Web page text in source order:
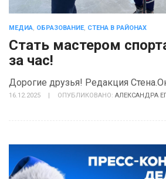
МЕДИА, ОБРАЗОВАНИЕ, СТЕНА В РАЙОНАХ
Стать мастером
за час!
Дорогие друзья! Редакция
16.12.2025 | ОПУБЛИКОВАНО: АЛЕКСАНДРА